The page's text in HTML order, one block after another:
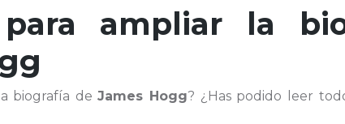
para ampliar la
biografía deJames Hogg? ¿Has podido leer